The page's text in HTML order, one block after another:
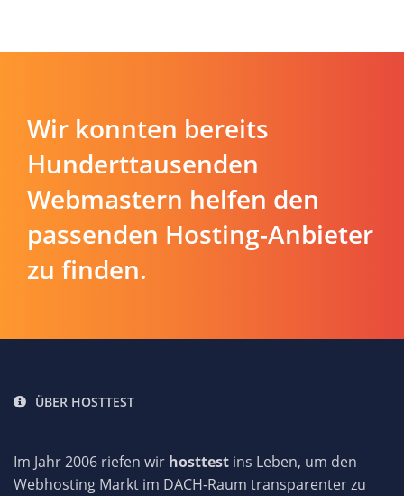
Wir konnten bereits
Hunderttausenden
Webmastern helfen den
passenden Hosting-Anbieter
zu finden.
ÜBER HOSTTEST
Im Jahr 2006 riefen wir hosttest ins Leben, um den
Webhosting Markt im DACH-Raum transparenter zu